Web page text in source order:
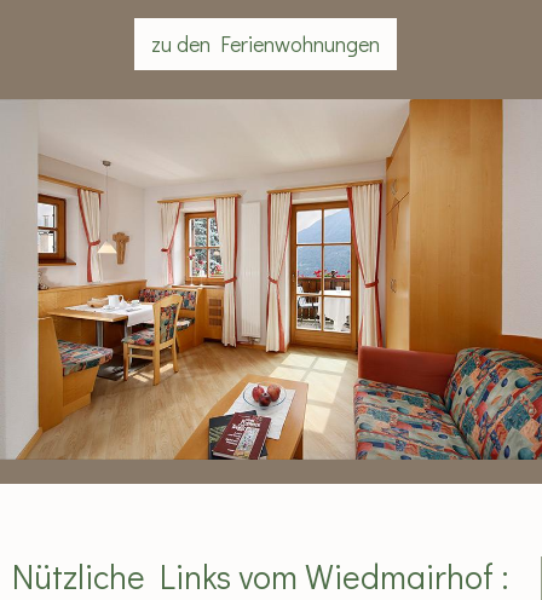
zu den Ferienwohnungen
Nützliche Links vom Wiedmairhof :